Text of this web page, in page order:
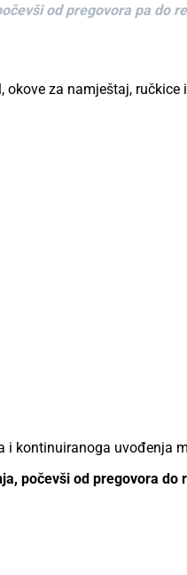
od pregovora pa do
za namještaj, ručkice
kontinuiranoga uvođenja
počevši od pregovora do